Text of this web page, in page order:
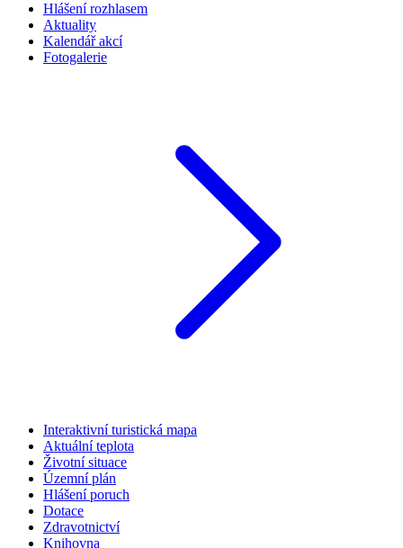
Hlášení rozhlasem
Aktuality
Kalendář akcí
Fotogalerie
Interaktivní turistická mapa
Aktuální teplota
Životní situace
Územní plán
Hlášení poruch
Dotace
Zdravotnictví
Knihovna